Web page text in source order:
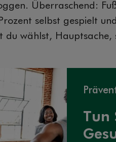
Überraschend:
selbst gespielt
du wählst, Hauptsache,
Tun